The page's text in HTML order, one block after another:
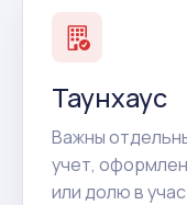
Таунхаус
Важны
учет,
или долю в